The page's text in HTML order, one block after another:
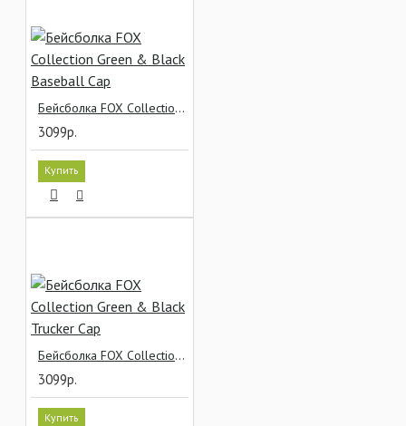
Бейсболка FOX Collection Green & Black Baseball Cap
3099р.
Купить
Бейсболка FOX Collection Green & Black Trucker Cap
3099р.
Купить